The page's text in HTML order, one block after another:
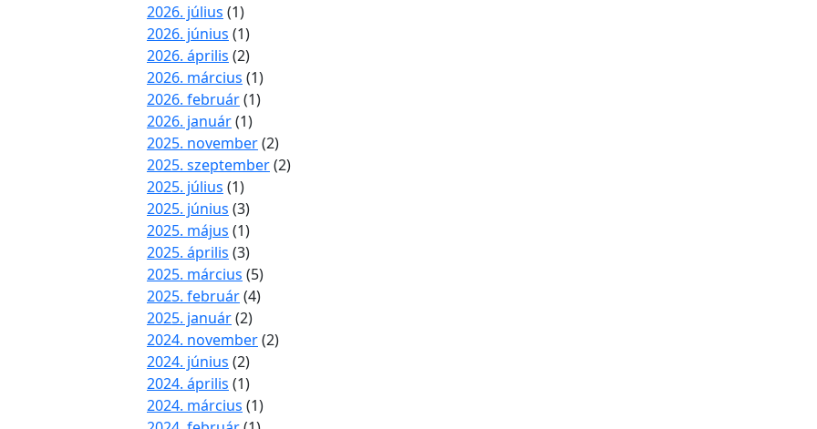
2026. július (1)
2026. június (1)
2026. április (2)
2026. március (1)
2026. február(1)
2026. január(1)
2025. november(2)
2025. szeptember(2)
2025. július (1)
2025. június (3)
2025. május (1)
2025. április (3)
2025. március (5)
2025. február(4)
2025. január(2)
2024. november(2)
2024. június (2)
2024. április (1)
2024. március (1)